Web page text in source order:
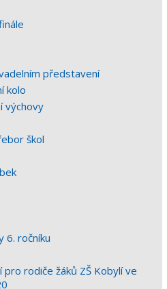
představení
kolo
výchovy
škol
6. ročníku
rodiče žáků ZŠ Kobylí ve